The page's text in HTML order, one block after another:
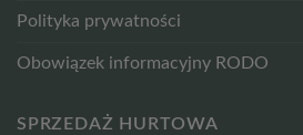
Polityka prywatności
Obowiązek informacyjny RODO
SPRZEDAŻ HURTOWA